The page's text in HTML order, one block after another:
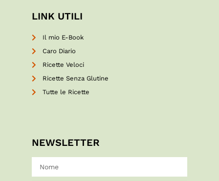
LINK UTILI
Il mio E-Book
Caro Diario
Ricette Veloci
Ricette Senza Glutine
Tutte le Ricette
NEWSLETTER